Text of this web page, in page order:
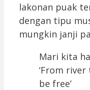
lakonan puak
dengan tipu
mungkin janji
Mari kita
‘From
be free’